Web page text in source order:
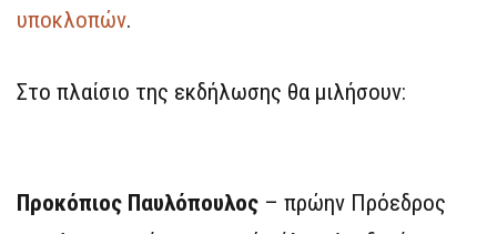
υποκλοπών.
Στο πλαίσιο της εκδήλωσης θα μιλήσουν:
Προκόπιος Παυλόπουλος – πρώην Πρόεδρος